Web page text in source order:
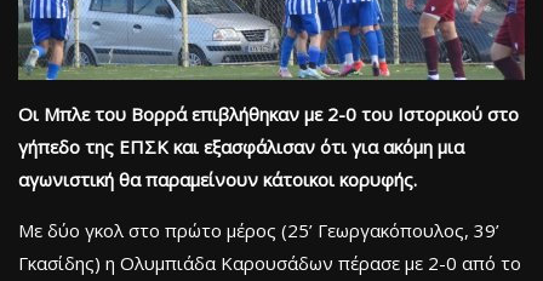
Οι Μπλε του Βορρά επιβλήθηκαν με 2-0 του Ιστορικού στο
γήπεδο της ΕΠΣΚ και εξασφάλισαν ότι για ακόμη μια
αγωνιστική θα παραμείνουν κάτοικοι κορυφής.
Με δύο γκολ στο πρώτο μέρος (25’ Γεωργακόπουλος, 39’
Γκασίδης) η Ολυμπιάδα Καρουσάδων πέρασε με 2-0 από το